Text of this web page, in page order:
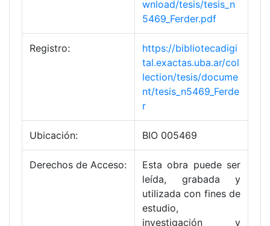
wnload/tesis/tesis_n
5469_Ferder.pdf
Registro:
https://bibliotecadigi
tal.exactas.uba.ar/col
lection/tesis/docume
nt/tesis_n5469_Ferde
r
Ubicación: BIO 005469
Derechos de Acceso:
Esta obra puede ser
leída, grabada y
utilizada con fines de
estudio,
investigación y